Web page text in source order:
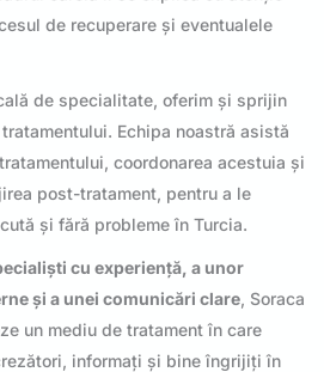
de recuperare și eventualele
de specialitate, oferim și sprijin
Echipa noastră asistă
coordonarea acestuia și
post-tratament, pentru a le
și fără probleme în Turcia.
cu experiență, a unor
și a unei comunicări clare, Soraca
un mediu de tratament în care
informați și bine îngrijiți în